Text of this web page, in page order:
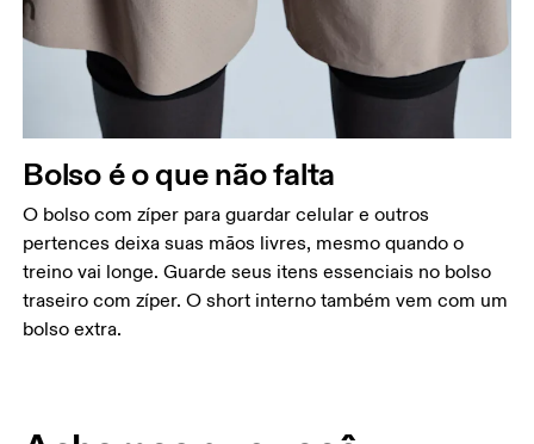
Bolso é o que não falta
O bolso com zíper para guardar celular e outros
pertences deixa suas mãos livres, mesmo quando o
treino vai longe. Guarde seus itens essenciais no bolso
traseiro com zíper. O short interno também vem com um
bolso extra.